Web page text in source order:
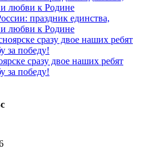
праздник единства,
и любви к Родине
сразу двое наших ребят
за победу!